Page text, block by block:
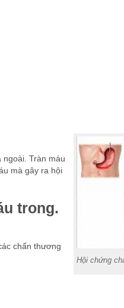
Hội chứng
Tràn máu
mà gây ra hội
trong.
chấn thương